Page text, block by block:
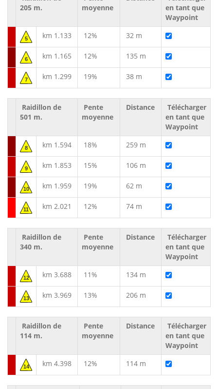
205 m.
moyenne
en tant que
Waypoint
5 km 1.133 12% 32 m
6 km 1.165 12% 135 m
7 km 1.299 19% 38 m
Raidillon de
501 m.
Pente
moyenne
Distance
Télécharger
en tant que
Waypoint
8 km 1.594 18% 259 m
9 km 1.853 15% 106 m
10 km 1.959 19% 62 m
11 km 2.021 12% 74 m
Raidillon de
340 m.
Pente
moyenne
Distance
Télécharger
en tant que
Waypoint
12 km 3.688 11% 134 m
13 km 3.969 13% 206 m
Raidillon de
114 m.
Pente
moyenne
Distance
Télécharger
en tant que
Waypoint
14 km 4.398 12% 114 m